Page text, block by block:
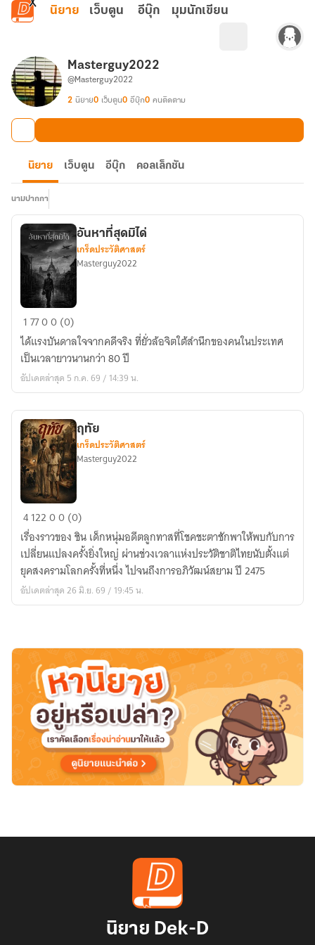
ข้ามไปยังเนื้อหาหลัก
นิยาย เว็บตูน อีบุ๊ก มุมนักเขียน
Masterguy2022
@Masterguy2022
2 นิยาย0 เว็บตูน0 อีบุ๊ก0 คนติดตาม
นิยาย เว็บตูน อีบุ๊ก คอลเล็กชัน
นามปากกา
อัน
หา
ที่สุด
มิ
ได่
อันหาที่สุดมิได่
เกร็ดประวัติศาสตร์
Masterguy2022
17700 (0)
ได้แรงบันดาลใจจากคดีจริง ที่ยั่วล้อจิตใต้สำนึกของคนในประเทศ
เป็นเวลายาวนานกว่า 80 ปี
อัปเดตล่าสุด 5 ก.ค. 69 / 14:39 น.
ฤทัย
ฤทัย
เกร็ดประวัติศาสตร์
Masterguy2022
412200 (0)
เรื่องราวของ ชิน เด็กหนุ่มอดีตลูกทาสที่โชคชะตาชักพาให้พบกับการ
เปลี่ยนแปลงครั้งยิ่งใหญ่ ผ่านช่วงเวลาแห่งประวัติชาติไทยนับตั้งแต่
ยุคสงครามโลกครั้งที่หนึ่ง ไปจนถึงการอภิวัฒน์สยาม ปี 2475
อัปเดตล่าสุด 26 มิ.ย. 69 / 19:45 น.
นิยาย Dek-D